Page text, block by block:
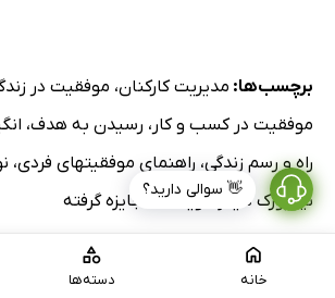
خانه دسته‌ها
برچسب‌ها: مدیریت کارکنان، موفقیت در
موفقیت در کسب و کار ، رسیدن به هدف،
راه و رسم زندگی، راهنمای موفقیتهای فردی،
نیویورک تایمز
،نویسنده جایزه گرفته
جستجوی کتاب‌های مشابه: مدیریت کارکنان
👋 سوالی دارید؟